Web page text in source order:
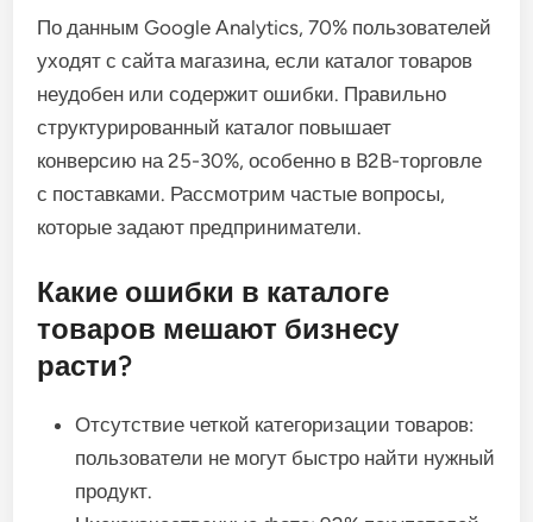
По данным Google Analytics, 70% пользователей
уходят с сайта магазина, если каталог товаров
неудобен или содержит ошибки. Правильно
структурированный каталог повышает
конверсию на 25-30%, особенно в B2B-торговле
с поставками. Рассмотрим частые вопросы,
которые задают предприниматели.
Какие ошибки в каталоге
товаров мешают бизнесу
расти?
Отсутствие четкой категоризации товаров:
пользователи не могут быстро найти нужный
продукт.